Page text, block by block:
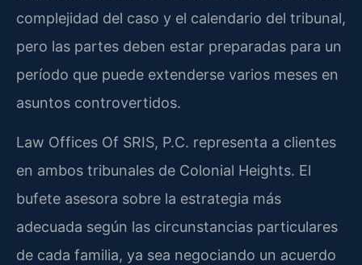
complejidad del caso y el calendario del tribunal,
pero las partes deben estar preparadas para un
período que puede extenderse varios meses en
asuntos controvertidos.
Law Offices Of SRIS, P.C. representa a clientes
en ambos tribunales de Colonial Heights. El
bufete asesora sobre la estrategia más
adecuada según las circunstancias particulares
de cada familia, ya sea negociando un acuerdo